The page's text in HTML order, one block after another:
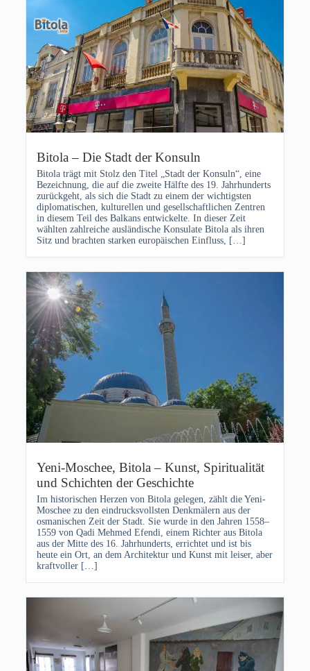
Bitola – Die Stadt der Konsuln
Bitola trägt mit Stolz den Titel „Stadt der Konsuln“, eine
Bezeichnung, die auf die zweite Hälfte des 19. Jahrhunderts
zurückgeht, als sich die Stadt zu einem der wichtigsten
diplomatischen, kulturellen und gesellschaftlichen Zentren
in diesem Teil des Balkans entwickelte. In dieser Zeit
wählten zahlreiche ausländische Konsulate Bitola als ihren
Sitz und brachten starken europäischen Einfluss, […]
Yeni-Moschee, Bitola – Kunst, Spiritualität
und Schichten der Geschichte
Im historischen Herzen von Bitola gelegen, zählt die Yeni-
Moschee zu den eindrucksvollsten Denkmälern aus der
osmanischen Zeit der Stadt. Sie wurde in den Jahren 1558–
1559 von Qadi Mehmed Efendi, einem Richter aus Bitola
aus der Mitte des 16. Jahrhunderts, errichtet und ist bis
heute ein Ort, an dem Architektur und Kunst mit leiser, aber
kraftvoller […]